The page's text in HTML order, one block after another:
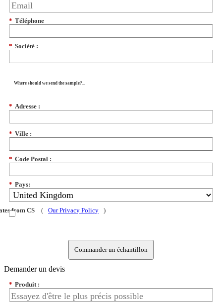
* Téléphone
* Société :
Where should we send the sample?...
* Adresse :
* Ville :
* Code Postal :
* Pays:
from CS ( Our Privacy Policy )
Commander un échantillon
Demander un devis
* Produit :